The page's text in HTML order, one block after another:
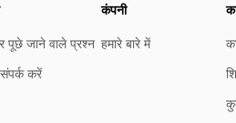
पूछे जाने वाले प्रश्न
करें
कंपनी
हमारे बारे में